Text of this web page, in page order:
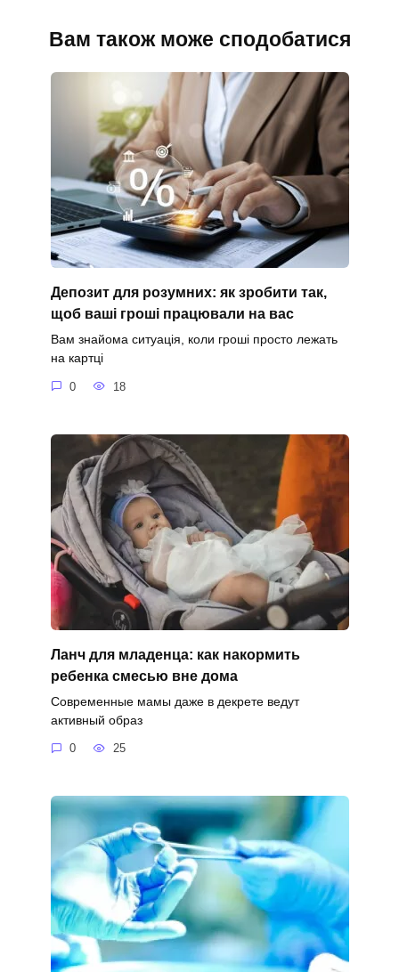
Вам також може сподобатися
Депозит для розумних: як зробити так,
щоб ваші гроші працювали на вас
Вам знайома ситуація, коли гроші просто лежать
на картці
0 18
Ланч для младенца: как накормить
ребенка смесью вне дома
Современные мамы даже в декрете ведут
активный образ
0 25